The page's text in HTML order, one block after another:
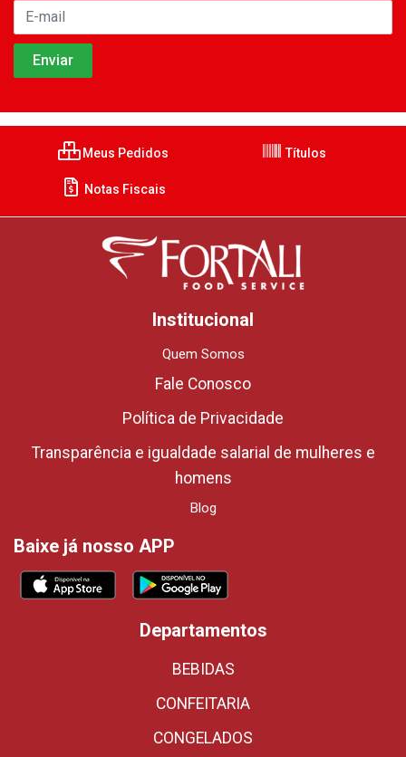
Meus Pedidos Títulos
Notas Fiscais
Institucional
Quem Somos
Fale Conosco
Política de Privacidade
Transparência e igualdade salarial de mulheres e
homens
Blog
Baixe já nosso APP
Departamentos
BEBIDAS
CONFEITARIA
CONGELADOS